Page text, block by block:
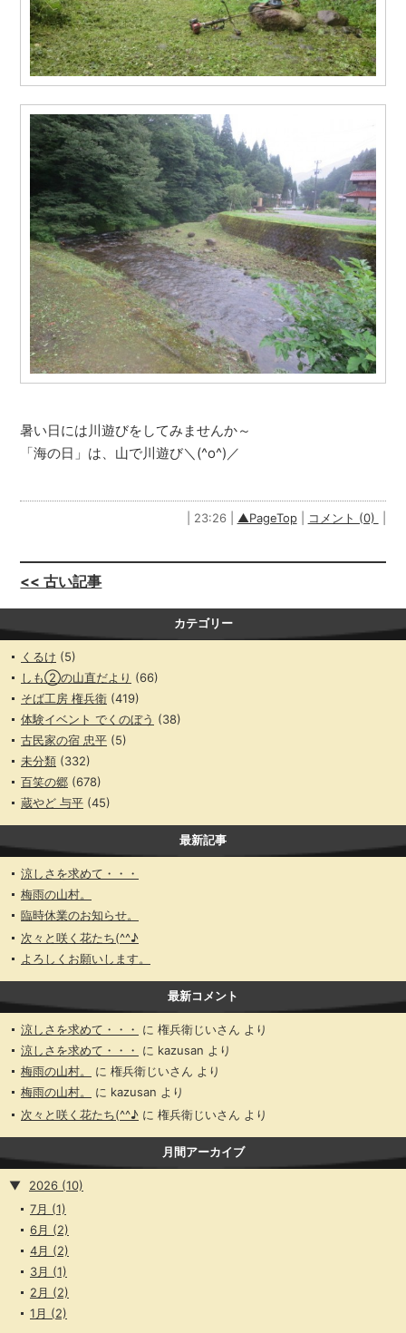
カテゴリー
くるけ (5)
しも②の山直だより (66)
そば工房 権兵衛 (419)
体験イベント でくのぼう (38)
古民家の宿 忠平 (5)
未分類 (332)
百笑の郷 (678)
蔵やど 与平 (45)
最新記事
涼しさを求めて・・・
梅雨の山村。
臨時休業のお知らせ。
次々と咲く花たち(^^♪
よろしくお願いします。
最新コメント
涼しさを求めて・・・ に 権兵衛じいさん より
涼しさを求めて・・・
に kazusan より
梅雨の山村。
に 権兵衛じいさん より
梅雨の山村。
に kazusan より
次々と咲く花たち(^^♪ に 権兵衛じいさん より
月間アーカイブ
▼ 2026 (10)
7月 (1)
6月 (2)
4月 (2)
3月 (1)
2月 (2)
1月 (2)
暑い日には川遊びをしてみませんか～
「海の日」は、山で川遊び＼(^o^)／
| 23:26 | ▲PageTop| コメント (0)
<< 古い記事